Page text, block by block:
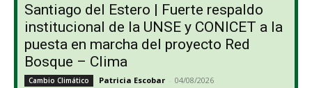
Santiago del Estero | Fuerte respaldo
institucional de la UNSE y CONICET a la
puesta en marcha del proyecto Red
Bosque – Clima
Cambio Climático Patricia Escobar - 04/08/2026